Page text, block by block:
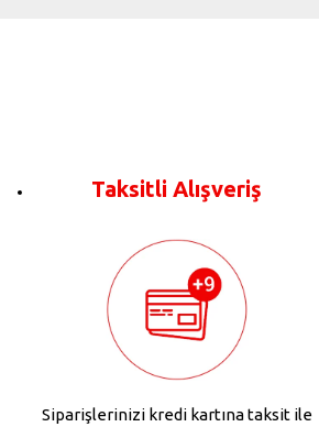
Taksitli Alışveriş
Siparişlerinizi kredi kartına taksit ile